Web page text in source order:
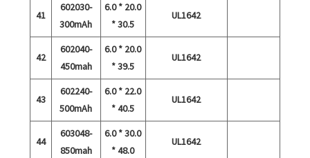
41
602030-
300mAh
6.0 * 20.0
* 30.5
UL1642
42
602040-
450mah
6.0 * 20.0
* 39.5
UL1642
43
602240-
500mAh
6.0 * 22.0
* 40.5
UL1642
44
603048-
850mah
6.0 * 30.0
* 48.0
UL1642